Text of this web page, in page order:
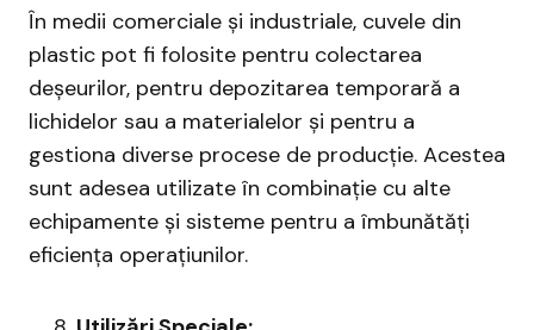
În medii comerciale și industriale, cuvele din
plastic pot fi folosite pentru colectarea
deșeurilor, pentru depozitarea temporară a
lichidelor sau a materialelor și pentru a
gestiona diverse procese de producție. Acestea
sunt adesea utilizate în combinație cu alte
echipamente și sisteme pentru a îmbunătăți
eficiența operațiunilor.